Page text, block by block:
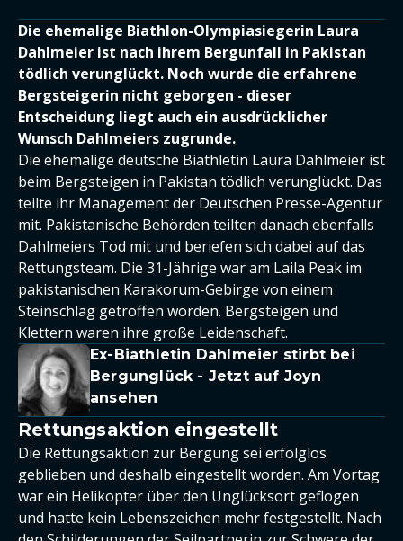
Die ehemalige Biathlon-Olympiasiegerin Laura
Dahlmeier ist nach ihrem Bergunfall in Pakistan
tödlich verunglückt. Noch wurde die erfahrene
Bergsteigerin nicht geborgen - dieser
Entscheidung liegt auch ein ausdrücklicher
Wunsch Dahlmeiers zugrunde.
Die ehemalige deutsche Biathletin Laura Dahlmeier ist
beim Bergsteigen in Pakistan tödlich verunglückt. Das
teilte ihr Management der Deutschen Presse-Agentur
mit. Pakistanische Behörden teilten danach ebenfalls
Dahlmeiers Tod mit und beriefen sich dabei auf das
Rettungsteam. Die 31-Jährige war am Laila Peak im
pakistanischen Karakorum-Gebirge von einem
Steinschlag getroffen worden. Bergsteigen und
Klettern waren ihre große Leidenschaft.
Ex-Biathletin Dahlmeier stirbt bei
Bergunglück - Jetzt auf Joyn
ansehen
Rettungsaktion eingestellt
Die Rettungsaktion zur Bergung sei erfolglos
geblieben und deshalb eingestellt worden. Am Vortag
war ein Helikopter über den Unglücksort geflogen
und hatte kein Lebenszeichen mehr festgestellt. Nach